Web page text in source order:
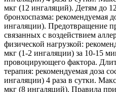
мкг (12 ингаляций). Детям до
бронхоспазма: рекомендуемая
ингаляции). Предотвращение
связанных с воздействием
физической нагрузкой:
мкг (1-2 ингаляции) за 10-15
провоцирующего фактора.
терапия: рекомендуемая доза
ингаляции) 4 раза в сутки.
мкг (8 ингаляций). Правила